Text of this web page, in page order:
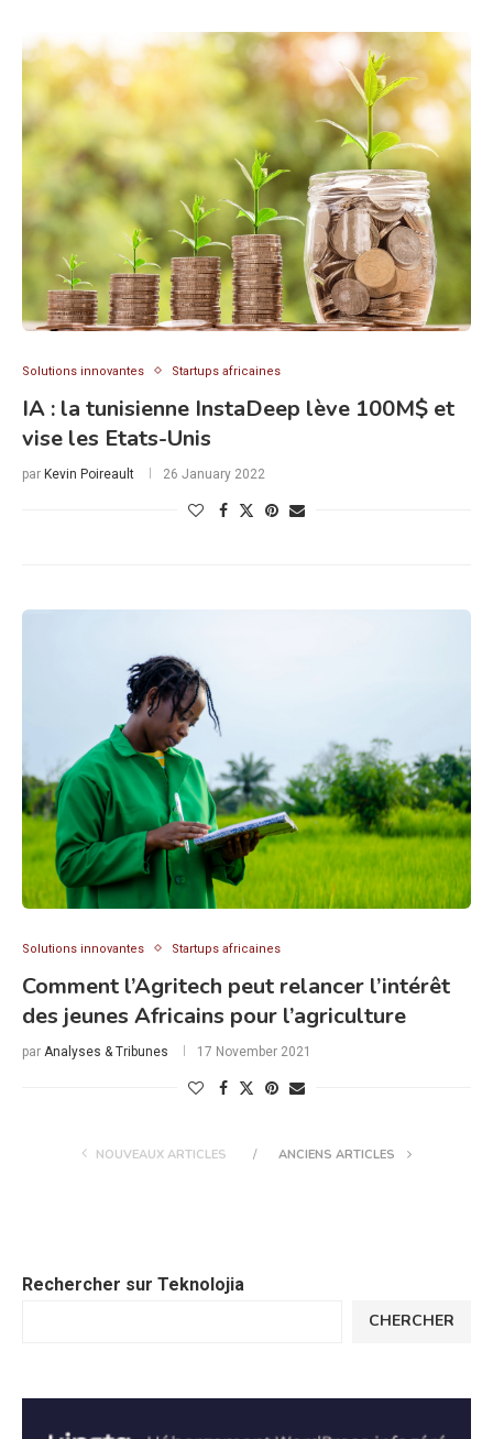
Solutions innovantes Startups africaines
IA : la tunisienne InstaDeep lève 100M$ et
vise les Etats-Unis
par Kevin Poireault 26 January 2022
Solutions innovantes Startups africaines
Comment l’Agritech peut relancer l’intérêt
des jeunes Africains pour l’agriculture
par Analyses & Tribunes 17 November 2021
NOUVEAUX ARTICLES ANCIENS ARTICLES
Rechercher sur Teknolojia
CHERCHER